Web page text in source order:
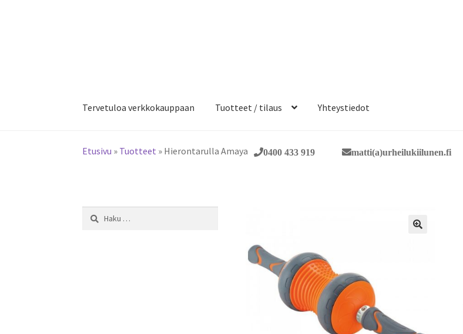
0400 433 919 matti(a)urheilukiilunen.fi
Tervetuloa verkkokauppaan Tuotteet / tilaus Yhteystiedot
Etusivu » Tuotteet » Hierontarulla Amaya
Haku: